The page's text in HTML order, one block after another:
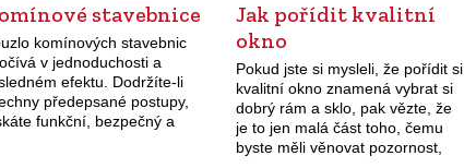
stavebnice
komínových stavebnic
v jednoduchosti a
efektu. Dodržíte-li
předepsané postupy,
funkční, bezpečný a
Jak pořídit kvalitní
okno
Pokud jste si mysleli, že pořídit si
kvalitní okno znamená vybrat si
dobrý rám a sklo, pak vězte, že
je to jen malá část toho, čemu
byste měli věnovat pozornost,